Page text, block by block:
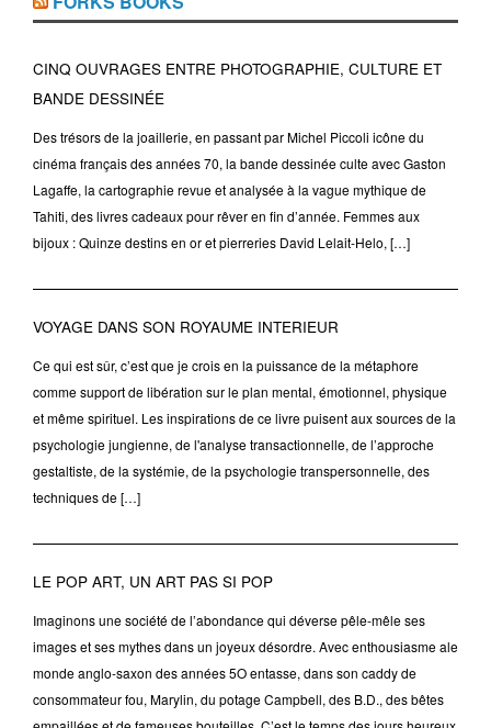
CINQ OUVRAGES ENTRE PHOTOGRAPHIE, CULTURE ET
BANDE DESSINÉE
Des trésors de la joaillerie, en passant par Michel Piccoli icône du
cinéma français des années 70, la bande dessinée culte avec Gaston
Lagaffe, la cartographie revue et analysée à la vague mythique de
Tahiti, des livres cadeaux pour rêver en fin d’année. Femmes aux
bijoux : Quinze destins en or et pierreries David Lelait-Helo, […]
VOYAGE DANS SON ROYAUME INTERIEUR
Ce qui est sûr, c’est que je crois en la puissance de la métaphore
comme support de libération sur le plan mental, émotionnel, physique
et même spirituel. Les inspirations de ce livre puisent aux sources de la
psychologie jungienne, de l'analyse transactionnelle, de l’approche
gestaltiste, de la systémie, de la psychologie transpersonnelle, des
techniques de […]
LE POP ART, UN ART PAS SI POP
Imaginons une société de l’abondance qui déverse pêle-mêle ses
images et ses mythes dans un joyeux désordre. Avec enthousiasme ale
monde anglo-saxon des années 5O entasse, dans son caddy de
consommateur fou, Marylin, du potage Campbell, des B.D., des bêtes